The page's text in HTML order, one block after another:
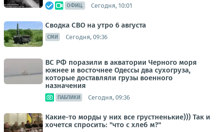
ОФИЦ. Сегодня, 10:01
Сводка СВО на утро 6 августа
СМИ Сегодня, 09:36
ВС РФ поразили в акватории Черного моря
южнее и восточнее Одессы два сухогруза,
которые доставляли грузы военного
назначения
ПАБЛИКИ Сегодня, 09:36
Какие-то морды у них все грустненькие))) Так и
хочется спросить: "что с хлеб м?"